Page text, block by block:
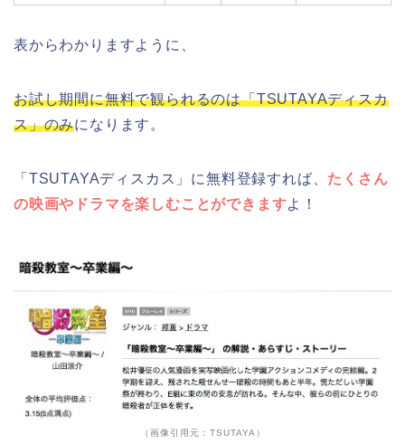
表からわかりますように、
お試し期間に無料で観られるのは「TSUTAYAディスカ
ス」のみになります。
「TSUTAYAディスカス」に無料登録すれば、 たくさん
の映画やドラマを楽しむことができますよ！
（画像引用元：TSUTAYA）